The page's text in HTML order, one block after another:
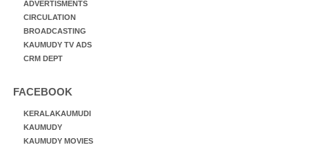
ADVERTISMENTS
CIRCULATION
BROADCASTING
KAUMUDY TV ADS
CRM DEPT
FACEBOOK
KERALAKAUMUDI
KAUMUDY
KAUMUDY MOVIES